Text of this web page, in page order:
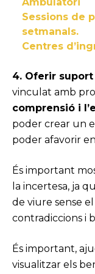
Sessions de
setmanals.
Centres
4. Oferir
vinculat amb
comprensió i
poder crear un
poder afavorir
És important
la incertesa, ja
de viure sense
contradiccions i
És important,
visualitzar els